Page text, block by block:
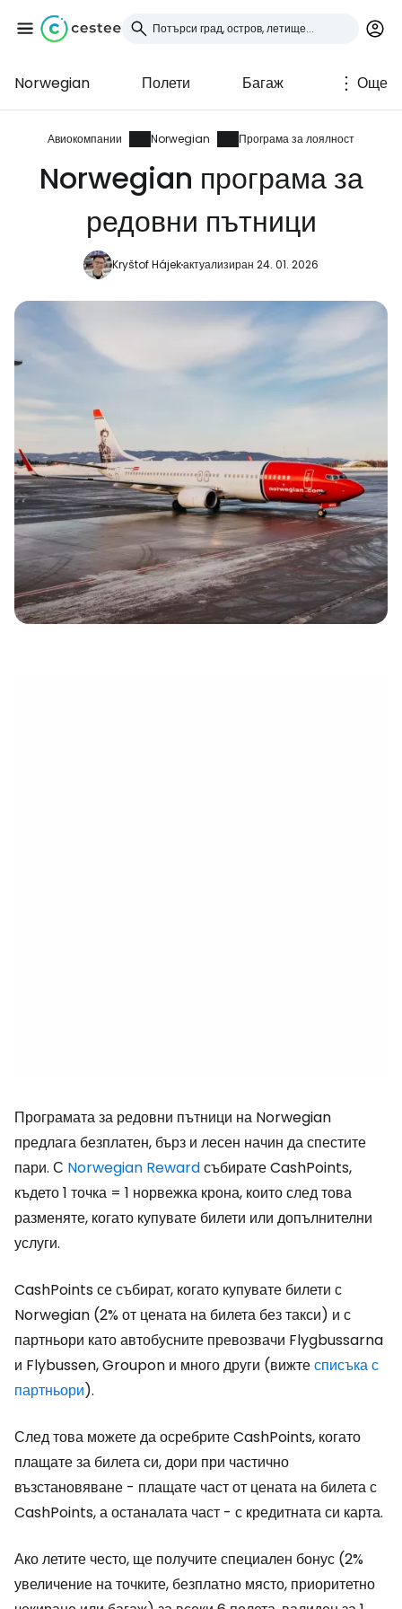
Norwegian Полети Багаж Още
Авиокомпании Norwegian Програма за лоялност
Norwegian програма за
редовни пътници
Kryštof Hájekактуализиран 24. 01. 2026
Програмата за редовни пътници на Norwegian
предлага безплатен, бърз и лесен начин да спестите
пари. С Norwegian Rewardсъбирате CashPoints,
където 1 точка = 1 норвежка крона, които след това
разменяте, когато купувате билети или допълнителни
услуги.
CashPoints се събират, когато купувате билети с
Norwegian (2% от цената на билета без такси) и с
партньори като автобусните превозвачи Flygbussarna
и Flybussen, Groupon и много други (вижтесписъка с
партньори).
След това можете да осребрите CashPoints, когато
плащате за билета си, дори при частично
възстановяване - плащате част от цената на билета с
CashPoints, а останалата част - с кредитната си карта.
Ако летите често, ще получите специален бонус (2%
увеличение на точките, безплатно място, приоритетно
Влезте в Cestee
... световната общност на туристите
Продължете с Google
Продължете с Facebook
Продължете с имейл